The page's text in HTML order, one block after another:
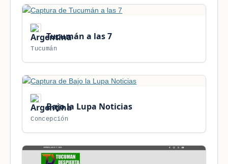
Tucumán a las 7
Tucumán
Bajo la Lupa Noticias
Concepción